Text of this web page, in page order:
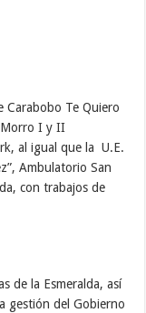
Carabobo Te Quiero
Morro I y II
al igual que la U.E.
Ambulatorio San
con trabajos de
de la Esmeralda, así
gestión del Gobierno